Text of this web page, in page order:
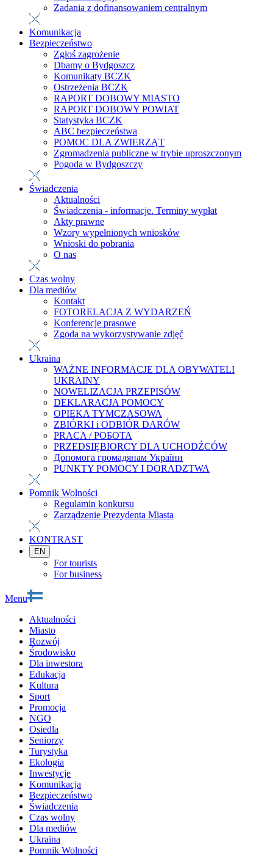
Zadania z dofinansowaniem centralnym
Komunikacja
Bezpieczeństwo
Zgłoś zagrożenie
Dbamy o Bydgoszcz
Komunikaty BCZK
Ostrzeżenia BCZK
RAPORT DOBOWY MIASTO
RAPORT DOBOWY POWIAT
Statystyka BCZK
ABC bezpieczeństwa
POMOC DLA ZWIERZĄT
Zgromadzenia publiczne w trybie uproszczonym
Pogoda w Bydgoszczy
Świadczenia
Aktualności
Świadczenia - informacje. Terminy wypłat
Akty prawne
Wzory wypełnionych wniosków
Wnioski do pobrania
O nas
Czas wolny
Dla mediów
Kontakt
FOTORELACJA Z WYDARZEŃ
Konferencje prasowe
Zgoda na wykorzystywanie zdjęć
Ukraina
WAŻNE INFORMACJE DLA OBYWATELI
UKRAINY
NOWELIZACJA PRZEPISÓW
DEKLARACJA POMOCY
OPIEKA TYMCZASOWA
ZBIÓRKI i ODBIÓR DARÓW
PRACA / РОБОТА
PRZEDSIĘBIORCY DLA UCHODŹCÓW
Допомога громадянам України
PUNKTY POMOCY I DORADZTWA
Pomnik Wolności
Regulamin konkursu
Zarządzenie Prezydenta Miasta
KONTRAST
EN
For tourists
For business
Menu
Aktualności
Miasto
Rozwój
Środowisko
Dla inwestora
Edukacja
Kultura
Sport
Promocja
NGO
Osiedla
Seniorzy
Turystyka
Ekologia
Inwestycje
Komunikacja
Bezpieczeństwo
Świadczenia
Czas wolny
Dla mediów
Ukraina
Pomnik Wolności